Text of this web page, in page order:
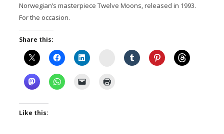
Norwegian’s masterpiece Twelve Moons, released in 1993.
For the occasion.
Share this:
Instagram
Like this: